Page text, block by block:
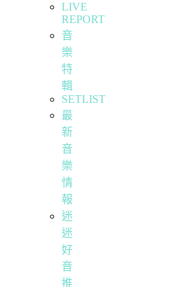
LIVE
REPORT
音
樂
特
輯
SETLIST
最
新
音
樂
情
報
迷
迷
好
音
推